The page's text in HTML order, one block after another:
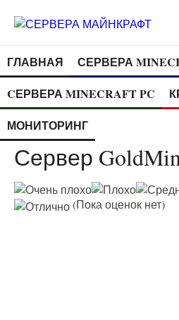
ГЛАВНАЯ
СЕРВЕРА
CЕРВЕРА MINECRAFT PC
МОНИТОРИНГ
Сервер
(Пока оценок нет)